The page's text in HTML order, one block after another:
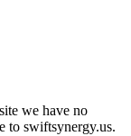
we have no
to swiftsynergy.us.